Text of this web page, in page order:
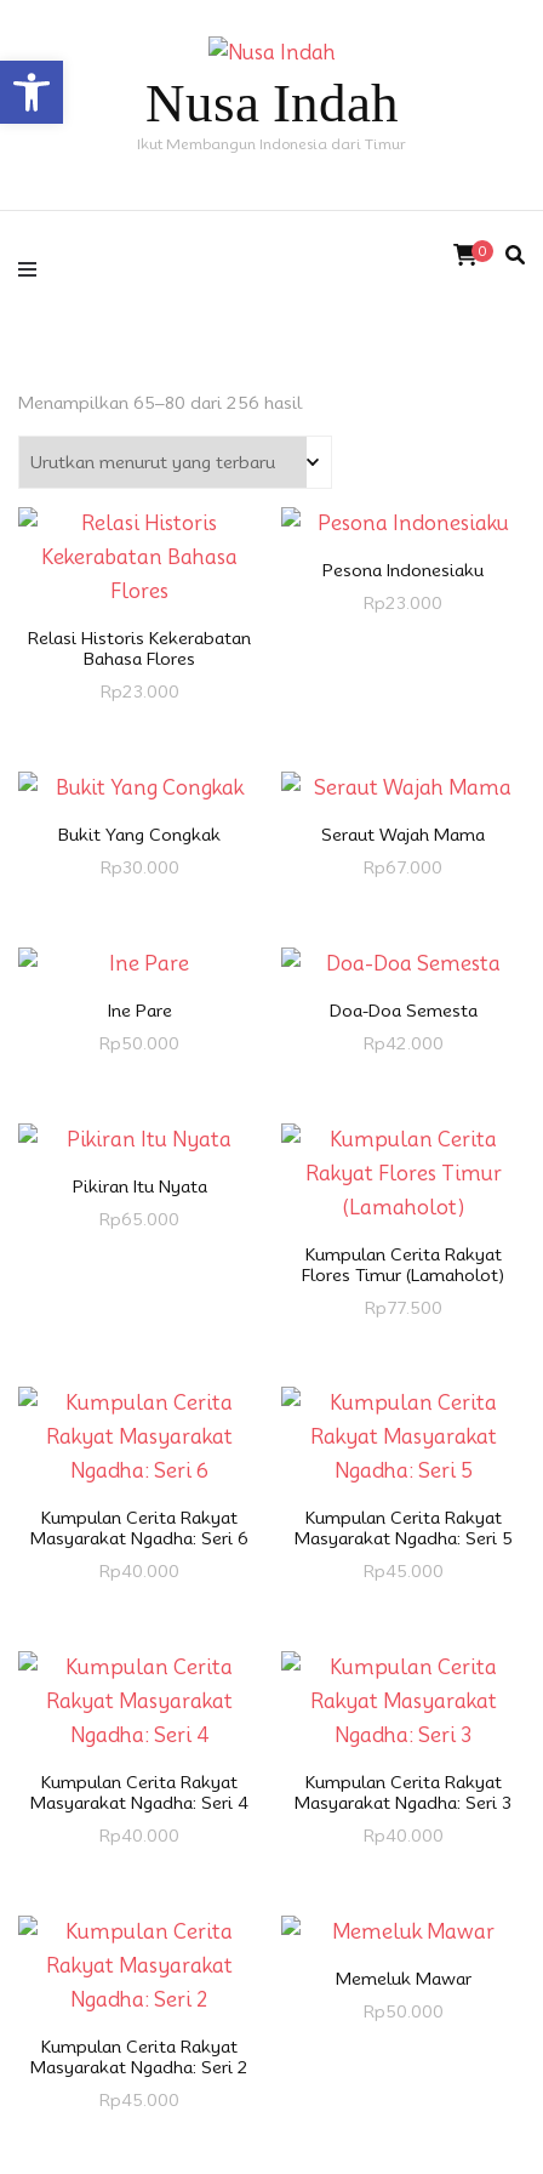
Open toolbar
Nusa Indah
Ikut Membangun Indonesia dari Timur
0
Menampilkan 65–80 dari 256 hasil
yang
terbaru
Relasi Historis Kekerabatan
Bahasa Flores
Rp23.000
Pesona Indonesiaku
Rp23.000
Bukit Yang Congkak
Rp30.000
Seraut Wajah Mama
Rp67.000
Ine Pare
Rp50.000
Doa-Doa Semesta
Rp42.000
Pikiran Itu Nyata
Rp65.000
Kumpulan Cerita Rakyat
Flores Timur (Lamaholot)
Rp77.500
Kumpulan Cerita Rakyat
Masyarakat Ngadha: Seri 6
Rp40.000
Kumpulan Cerita Rakyat
Masyarakat Ngadha: Seri 5
Rp45.000
Kumpulan Cerita Rakyat
Masyarakat Ngadha: Seri 4
Rp40.000
Kumpulan Cerita Rakyat
Masyarakat Ngadha: Seri 3
Rp40.000
Kumpulan Cerita Rakyat
Masyarakat Ngadha: Seri 2
Rp45.000
Memeluk Mawar
Rp50.000